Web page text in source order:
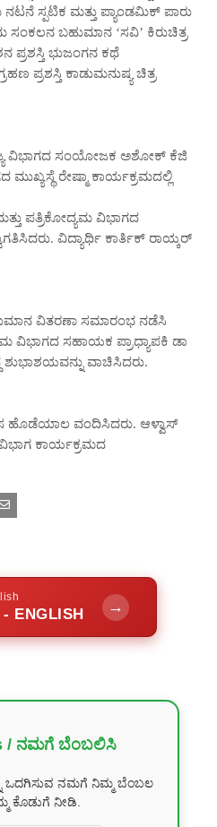
ಸ್ಪಟಿಕ ಮತ್ತು ಪ್ಯಾಂಡಮಿಕ್ ಪಾರು
ಸಂಕಲನ ಬಹುಮಾನ ‘ಸವಿ’ ಕಿರುಚಿತ್ರ
ಪ್ರಶಸ್ತಿ ಭುಜಂಗನ ಕಥೆ
ಪ್ರಶಸ್ತಿ ಕಾಡುಮನುಷ್ಯ ಚಿತ್ರ
ವಿಭಾಗದ ಸಂಯೋಜಕ ಅಶೋಕ್ ಕೆಜಿ
ರೇಷ್ಮಾ ಕಾರ್ಯಕ್ರಮದಲ್ಲಿ
ಪತ್ರಿಕೋದ್ಯಮ ವಿಭಾಗದ
ವಿದ್ಯಾರ್ಥಿ ಕಾರ್ತಿಕ್ ರಾಯ್ಕರ್
ವಿತರಣಾ ಸಮಾರಂಭ ನಡೆಸಿ
ವಿಭಾಗದ ಸಹಾಯಕ ಪ್ರಾಧ್ಯಾಪಕಿ ಡಾ
ಶುಭಾಶಯವನ್ನು ವಾಚಿಸಿದರು.
ಹೊಡೆಯಾಲ ವಂದಿಸಿದರು. ಆಳ್ವಾಸ್
ಕಾರ್ಯಕ್ರಮದ
ENGLISH →
/ ನಮಗೆ ಬೆಂಬಲಿಸಿ
ಒದಗಿಸುವ ನಮಗೆ ನಿಮ್ಮ ಬೆಂಬಲ
ಕೊಡುಗೆ ನೀಡಿ.